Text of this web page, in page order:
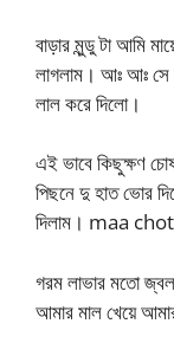
বাড়ার মুন্ডু টা আমি
লাগলাম। আঃ আঃ সে
লাল করে দিলো।
এই ভাবে কিছুক্ষণ
পিছনে দু হাত ভোর
দিলাম। maa
গরম লাভার মতো
আমার মাল খেয়ে